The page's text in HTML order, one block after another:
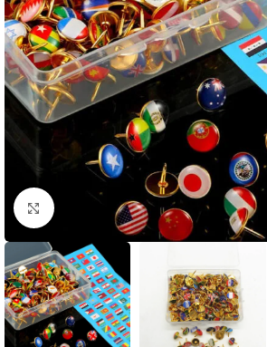
Spustelėkite, jei norite padidinti